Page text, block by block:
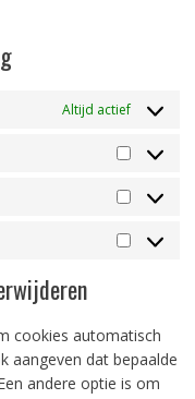
Altijd actief
cookies automatisch
aangeven dat bepaalde
andere optie is om